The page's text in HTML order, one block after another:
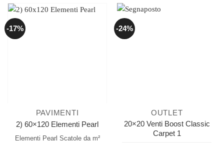
-17%
PAVIMENTI
2) 60×120 Elementi Pearl
Elementi Pearl Scatole da m²
-24%
OUTLET
20×20 Venti Boost Classic
Carpet 1